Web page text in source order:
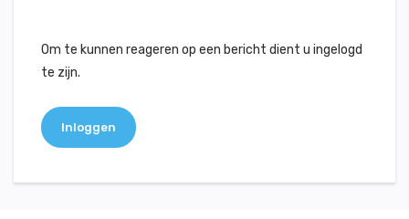
Om te kunnen reageren op een bericht dient u ingelogd
te zijn.
Inloggen